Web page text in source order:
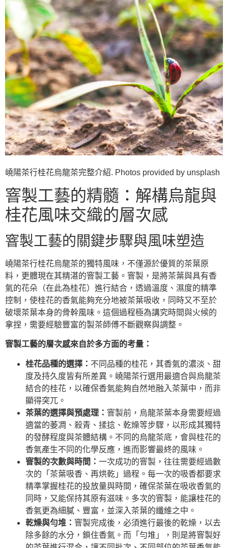
嶢陽茶行桂花烏龍茶完整介紹. Photos provided by unsplash
窨製工藝的精髓：解構烏龍與
桂花風味交織的層次感
窨製工藝的關鍵步驟與風味塑造
嶢陽茶行桂花烏龍茶的獨特風味，不僅源於優質的茶葉原
料，更體現在其精湛的窨製工藝。窨製，是將茶葉與具有香
氣的花朵（在此為桂花）進行結合，透過溫度、濕度的精準
控制，使桂花的香氣能夠充分地被茶葉吸收，同時又不至於
破壞茶葉本身的骨幹風味。這個過程極為講究時間與火候的
拿捏，需要經驗豐富的製茶師傅不斷觀察與調整。
窨製工藝的層次感來自於多方面的考量：
桂花品種的選擇： 不同品種的桂花，其香氣的濃淡、甜
度及持久度皆有所差異。嶢陽茶行選用最適合與烏龍茶
結合的桂花，以確保香氣能夠自然地融入茶葉中，而非
顯得突兀。
茶葉的選擇與預處理： 窨製前，烏龍茶葉本身需要經過
適當的萎凋、殺青、揉捻、乾燥等步驟，以形成其獨特
的發酵程度與茶體結構。不同的烏龍茶底，會與桂花的
香氣產生不同的化學反應，進而影響最終的風味。
窨製的次數與時間： 一次成功的窨製，往往需要經過數
次的「茶葉吸香、再烘乾」過程。每一次的吸香都要求
精準掌握桂花的投放量與時間，確保茶葉在吸收香氣的
同時，又能保持其原有滋味。多次的窨製，能讓桂花的
香氣更為細膩、豐富，並深入茶葉的纖維之中。
乾燥與勻堆： 窨製完成後，必須進行最後的乾燥，以去
除多餘的水分，鎖住香氣。而「勻堆」，則是將窨製好